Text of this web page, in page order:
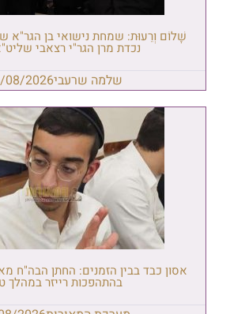
שָׁלוֹם וְרֵעוּת: שמחת נישואי בן הגר"א
נכדת מרן הגר"י רצאבי
שלמה שרעבי08/2026
אסון כבד בבין הזמנים: החתן הבה"ח
בהתהפכות רייזר במהלך